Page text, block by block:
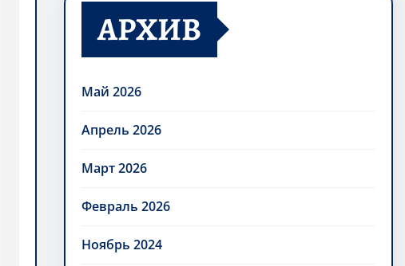
АРХИВ
Май 2026
Апрель 2026
Март 2026
Февраль 2026
Ноябрь 2024